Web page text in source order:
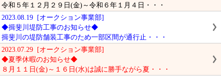
令和５年１２月２９日(金)～令和６年１月４日・・・
2023.08.19 [オークション事業部]
◆揖斐川堤防工事のお知らせ◆
揖斐川の堤防舗装工事のため一部区間が通行止・・・
2023.07.29 [オークション事業部]
◆夏季休暇のお知らせ◆
８月１１日(金)～１６日(水)は誠に勝手ながら夏・・・